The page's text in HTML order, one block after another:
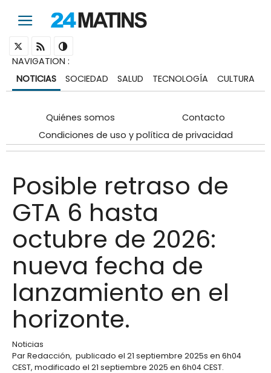
NAVIGATION :
NOTICIAS
SOCIEDAD SALUD TECNOLOGÍA CULTURA
Quiénes somos
Contacto
Condiciones de uso y política de privacidad
Posible retraso de
GTA 6 hasta
octubre de 2026:
nueva fecha de
lanzamiento en el
horizonte.
Noticias
ParRedacción, publicado el 21 septiembre 2025s en 6h04
CEST, modificado el 21 septiembre 2025 en 6h04 CEST.